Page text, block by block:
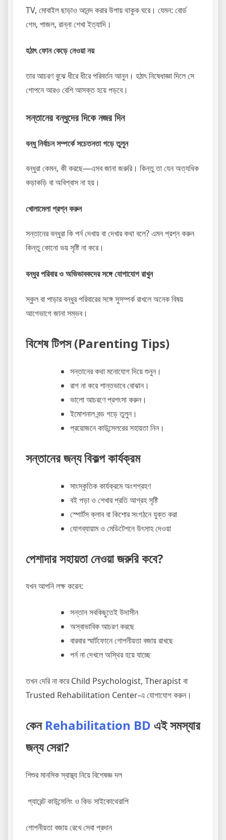
TV, মোবাইল ছাড়াও আনন্দ করার উপায় থাকুক ঘরে। যেমন: বোর্ড
গেম, পাজল, রান্না শেখা ইত্যাদি।
হঠাৎ ফোন কেড়ে নেওয়া নয়
তার আচরণ বুঝে ধীরে ধীরে পরিবর্তন আনুন। হঠাৎ নিষেধাজ্ঞা দিলে সে
গোপনে আরও বেশি আসক্ত হয়ে পড়বে।
সন্তানের বন্ধুদের দিকে নজর দিন
বন্ধু নির্বাচন সম্পর্কে সচেতনতা গড়ে তুলুন
বন্ধুরা কেমন, কী করছে—এসব জানা জরুরি। কিন্তু তা যেন অত্যধিক
কড়াকড়ি বা অবিশ্বাস না হয়।
খোলামেলা প্রশ্ন করুন
সন্তানের বন্ধুরা কি পর্ন দেখায় বা দেখার কথা বলে? এমন প্রশ্ন করুন
কিন্তু কোনো ভয় সৃষ্টি না করে।
বন্ধুর পরিবার ও অভিভাবকদের সঙ্গে যোগাযোগ রাখুন
স্কুল বা পাড়ার বন্ধুর পরিবারের সঙ্গে সুসম্পর্ক রাখলে অনেক বিষয়
আগেভাগে জানা সম্ভব।
বিশেষ টিপস (Parenting Tips)
সন্তানের কথা মনোযোগ দিয়ে শুনুন।
রাগ না করে শান্তভাবে বোঝান।
ভালো আচরণে প্রশংসা করুন।
ইমোশনাল বন্ড গড়ে তুলুন।
প্রয়োজনে কাউন্সেলরের সহায়তা নিন।
সন্তানের জন্য বিকল্প কার্যক্রম
সাংস্কৃতিক কার্যক্রমে অংশগ্রহণ
বই পড়া ও শেখার প্রতি আগ্রহ সৃষ্টি
স্পোর্টস ক্লাব বা কিশোর সংগঠনে যুক্ত করা
যোগব্যায়াম ও মেডিটেশনে উৎসাহ দেওয়া
পেশাদার সহায়তা নেওয়া জরুরি কবে?
যখন আপনি লক্ষ করেন:
সন্তান সবকিছুতেই উদাসীন
অস্বাভাবিক আচরণ করছে
বারবার স্মার্টফোনে গোপনীয়তা বজায় রাখছে
পর্ন না দেখলে অস্থির হয়ে যাচ্ছে
তখন দেরি না করে Child Psychologist, Therapist বা
Trusted Rehabilitation Center-এ যোগাযোগ করুন।
কেন Rehabilitation BD এই সমস্যার
জন্য সেরা?
শিশুর মানসিক স্বাস্থ্য নিয়ে বিশেষজ্ঞ দল
প্যারেন্ট কাউন্সেলিং ও কিড সাইকোথেরাপি
গোপনীয়তা বজায় রেখে সেবা প্রদান